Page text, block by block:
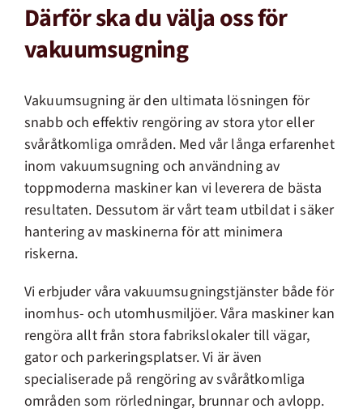
Därför ska du välja oss för
vakuumsugning
Vakuumsugning är den ultimata lösningen för
snabb och effektiv rengöring av stora ytor eller
svåråtkomliga områden. Med vår långa erfarenhet
inom vakuumsugning och användning av
toppmoderna maskiner kan vi leverera de bästa
resultaten. Dessutom är vårt team utbildat i säker
hantering av maskinerna för att minimera
riskerna.
Vi erbjuder våra vakuumsugningstjänster både för
inomhus- och utomhusmiljöer. Våra maskiner kan
rengöra allt från stora fabrikslokaler till vägar,
gator och parkeringsplatser. Vi är även
specialiserade på rengöring av svåråtkomliga
områden som rörledningar, brunnar och avlopp.